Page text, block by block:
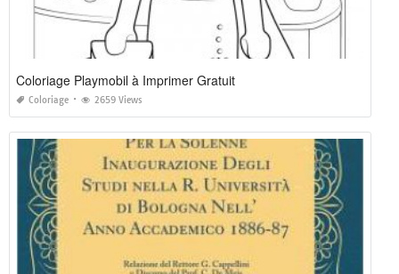
Coloriage Playmobil à Imprimer Gratuit
Coloriage 2659 Views